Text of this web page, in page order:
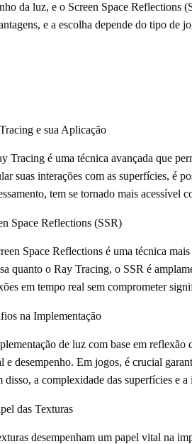
da luz, e o Screen Space Reflections
e a escolha depende do tipo de
e sua Aplicação
Tracing é uma técnica avançada que
suas interações com as superfícies, é
tem se tornado mais acessível
Space Reflections (SSR)
Space Reflections é uma técnica
quanto o Ray Tracing, o SSR é
em tempo real sem comprometer
na Implementação
de luz com base em reflexão
e desempenho. Em jogos, é crucial
disso, a complexidade das superfícies e
das Texturas
desempenham um papel vital na